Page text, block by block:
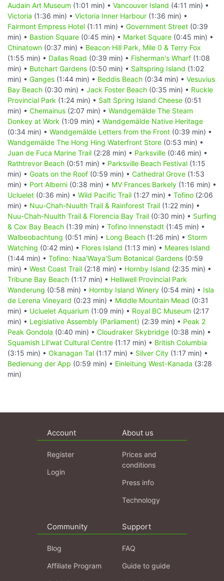
Audain Art Museum (1:01 min) • Vancouver Island (4:11 min) •
Victoria (1:36 min) • Victoria Inner Harbour (1:36 min) •
Fairmont Empress Hotel (1:11 min) • Government Street (0:39
min) • Bastion Square (0:45 min) • Market Square (0:45 min) •
Chinatown (0:37 min) • Beacon Hill Park, Mile 0 & Terry Fox
(1:55 min) • Dallas Road (0:39 min) • Fisherman's Wharf (1:08
min) • Butchart Gardens (0:50 min) • Saltspring Island (1:02
min) • Ganges (1:44 min) • Beddis Beach (0:34 min) • Vesuvius
Bay Beach (0:30 min) • Jack Foster Beach (0:35 min) • Ruckle
Provincial Park (1:24 min) • Salt Spring Island Cheese (0:51
min) • Chemainus (2:07 min) • Wandgemälde The Steam
Donkey at Work (1:09 min) • Wandgemälde Native Heritage
(0:34 min) • Wandgemälde Letters from the Front (0:39 min) •
Wandgemälde The Hong Hing Waterfront Store (0:53 min) •
Juan de Fuca Marine Trail (2:28 min) • Parksville (0:46 min) •
Rathtrevor Beach (0:51 min) • Parksville Beach Festival (1:15
min) • Goats on the Roof (0:59 min) • Cathedral Grove (1:53
min) • Port Alberni (0:38 min) • MV Frances Barkely (1:16 min) •
Ucluelet (0:36 min) • Wild Pacific Trail (1:27 min) • Tofino (2:06
min) • Nuu-Chah-Nuulth Trail & Rainforest Trail (1:22 min) •
Nuu-Chah-Nuulth Trail & Florencia Bay Trail (0:30 min) • Surfing
& Cox Bay Beach (1:39 min) • Tofino Innenstadt (1:45 min) •
Walbeobachtung (0:51 min) • Long Beach (1:26 min) • Storm
Watching (0:42 min) • Flores Island (1:13 min) • Meares Island
(1:44 min) • Tofino: Naa'Waya'Sum Botanical Gardens (0:59
min) • West Coast Trail (2:18 min) • Hornby Island (2:35 min) •
Tribune Bay Beach (1:17 min) • Helliwell Provincial Park
Wanderung (0:58 min) • Hornby Island Winery (0:54 min) • Isla
de Lerena Vineyard (0:23 min) • Middle Mountain Mead (0:31
min) • Ucluelet Aquarium (1:09 min) • Royal BC Museum (2:17
min) • Legislative Assembly (Parliament) (2:39 min) • Peak 2
Peak Gondola (0:40 min) • Cloudraker Skybridge (0:38 min) •
Squamish Lil'wat Cultural Centre (1:17 min) • British Columbia
(3:15 min) • Okanagan Tal (1:17 min) • Silver City (1:17 min) •
Bedienung der App (0:59 min) • Einleitung West-Kanada (3:28
min)
Account
Register
Login
About us
Prices and
conditions
Press info
Technology
Community
Blog
Affiliate Program
Support
FAQ
Guide to guide